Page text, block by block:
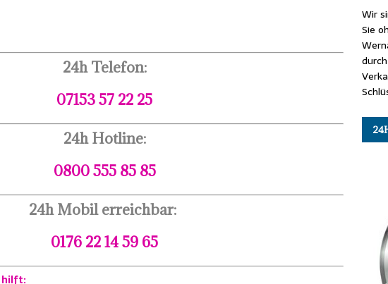
24h Telefon:
07153 57 22 25
24h Hotline:
0800 555 85 85
24h Mobil erreichbar:
0176 22 14 59 65
hilft:
Wir
Sie